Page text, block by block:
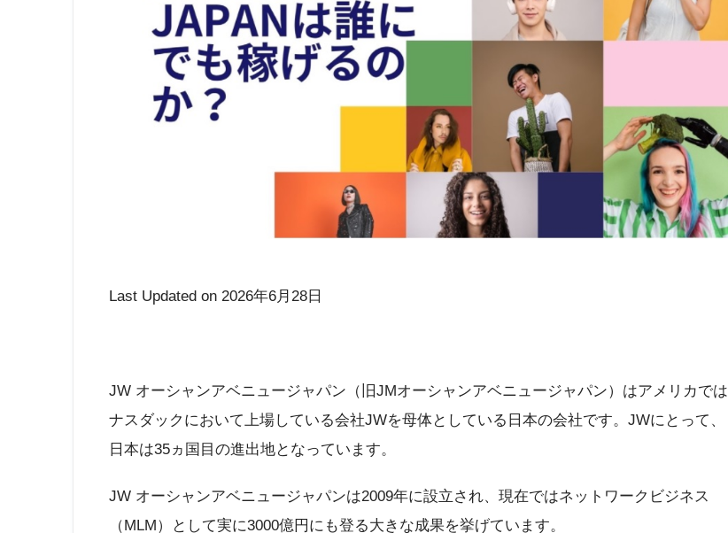
Last Updated on 2026年6月28日
JW オーシャンアベニュージャパン（旧JMオーシャンアベニュージャパン）はアメリカでは
ナスダックにおいて上場している会社JWを母体としている日本の会社です。JWにとって、
日本は35ヵ国目の進出地となっています。
JW オーシャンアベニュージャパンは2009年に設立され、現在ではネットワークビジネス
（MLM）として実に3000億円にも登る大きな成果を挙げています。